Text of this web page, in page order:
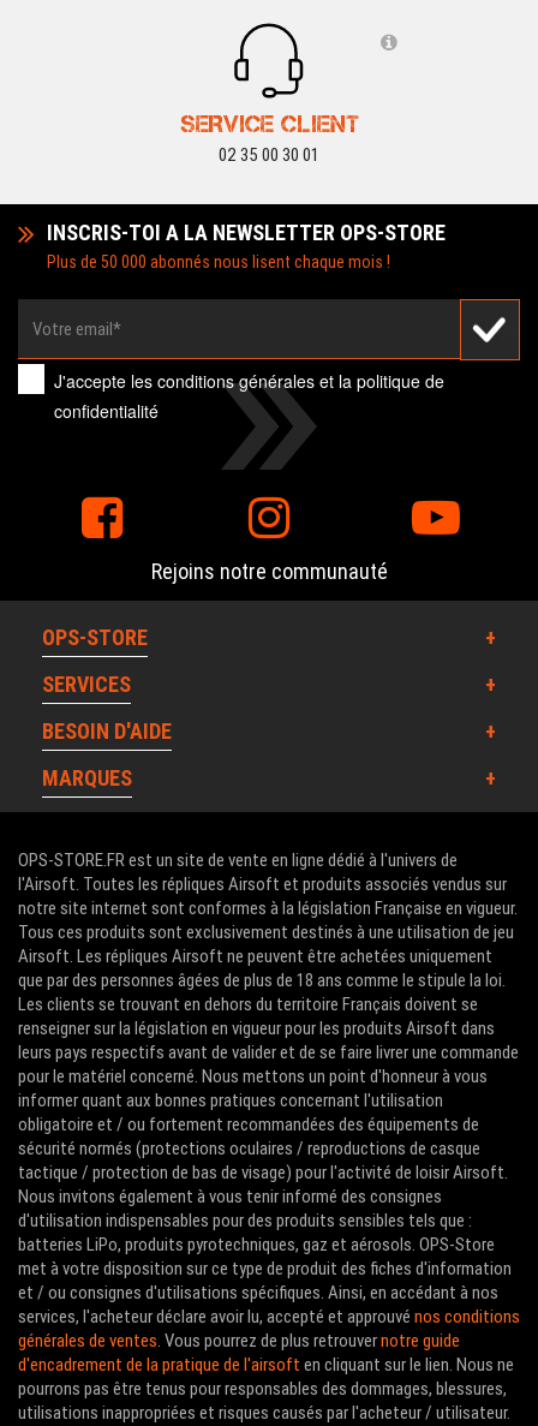
SERVICE CLIENT
02 35 00 30 01
INSCRIS-TOI A LA NEWSLETTER OPS-STORE
Plus de 50 000 abonnés nous lisent chaque mois !
J'accepte lesconditions générales et lapolitique de
confidentialité
Rejoins notre communauté
OPS-STORE
SERVICES
BESOIN D'AIDE
MARQUES
OPS-STORE.FR est un site de vente en ligne dédié à l'univers de
l'Airsoft. Toutes les répliques Airsoft et produits associés vendus sur
notre site internet sont conformes à la législation Française en vigueur.
Tous ces produits sont exclusivement destinés à une utilisation de jeu
Airsoft. Les répliques Airsoft ne peuvent être achetées uniquement
que par des personnes âgées de plus de 18 ans comme le stipule la loi.
Les clients se trouvant en dehors du territoire Français doivent se
renseigner sur la législation en vigueur pour les produits Airsoft dans
leurs pays respectifs avant de valider et de se faire livrer une commande
pour le matériel concerné. Nous mettons un point d'honneur à vous
informer quant aux bonnes pratiques concernant l'utilisation
obligatoire et / ou fortement recommandées des équipements de
sécurité normés (protections oculaires / reproductions de casque
tactique / protection de bas de visage) pour l'activité de loisir Airsoft.
Nous invitons également à vous tenir informé des consignes
d'utilisation indispensables pour des produits sensibles tels que :
batteries LiPo, produits pyrotechniques, gaz et aérosols. OPS-Store
met à votre disposition sur ce type de produit des fiches d'information
et / ou consignes d'utilisations spécifiques. Ainsi, en accédant à nos
services, l'acheteur déclare avoir lu, accepté et approuvé nos conditions
générales de ventes. Vous pourrez de plus retrouvernotre guide
d'encadrement de la pratique de l'airsoft en cliquant sur le lien. Nous ne
pourrons pas être tenus pour responsables des dommages, blessures,
utilisations inappropriées et risques causés par l'acheteur / utilisateur.